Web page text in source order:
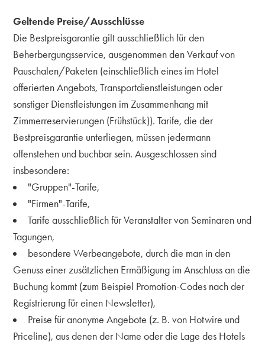
Geltende Preise/Ausschlüsse
Die Bestpreisgarantie gilt ausschließlich für den
Beherbergungsservice, ausgenommen den Verkauf von
Pauschalen/Paketen (einschließlich eines im Hotel
offerierten Angebots, Transportdienstleistungen oder
sonstiger Dienstleistungen im Zusammenhang mit
Zimmerreservierungen (Frühstück)). Tarife, die der
Bestpreisgarantie unterliegen, müssen jedermann
offenstehen und buchbar sein. Ausgeschlossen sind
insbesondere:
"Gruppen"-Tarife,
"Firmen"-Tarife,
Tarife ausschließlich für Veranstalter von Seminaren und
Tagungen,
besondere Werbeangebote, durch die man in den
Genuss einer zusätzlichen Ermäßigung im Anschluss an die
Buchung kommt (zum Beispiel Promotion-Codes nach der
Registrierung für einen Newsletter),
Preise für anonyme Angebote (z. B. von Hotwire und
Priceline), aus denen der Name oder die Lage des Hotels